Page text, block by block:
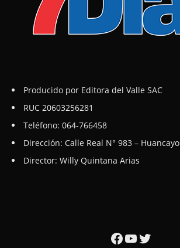
Producido por Editora del Valle SAC
RUC 20603256281
Teléfono: 064-766458
Dirección: Calle Real N° 983 – Huancayo
Director: Willy Quintana Arias
Facebook
YouTube
Twitter